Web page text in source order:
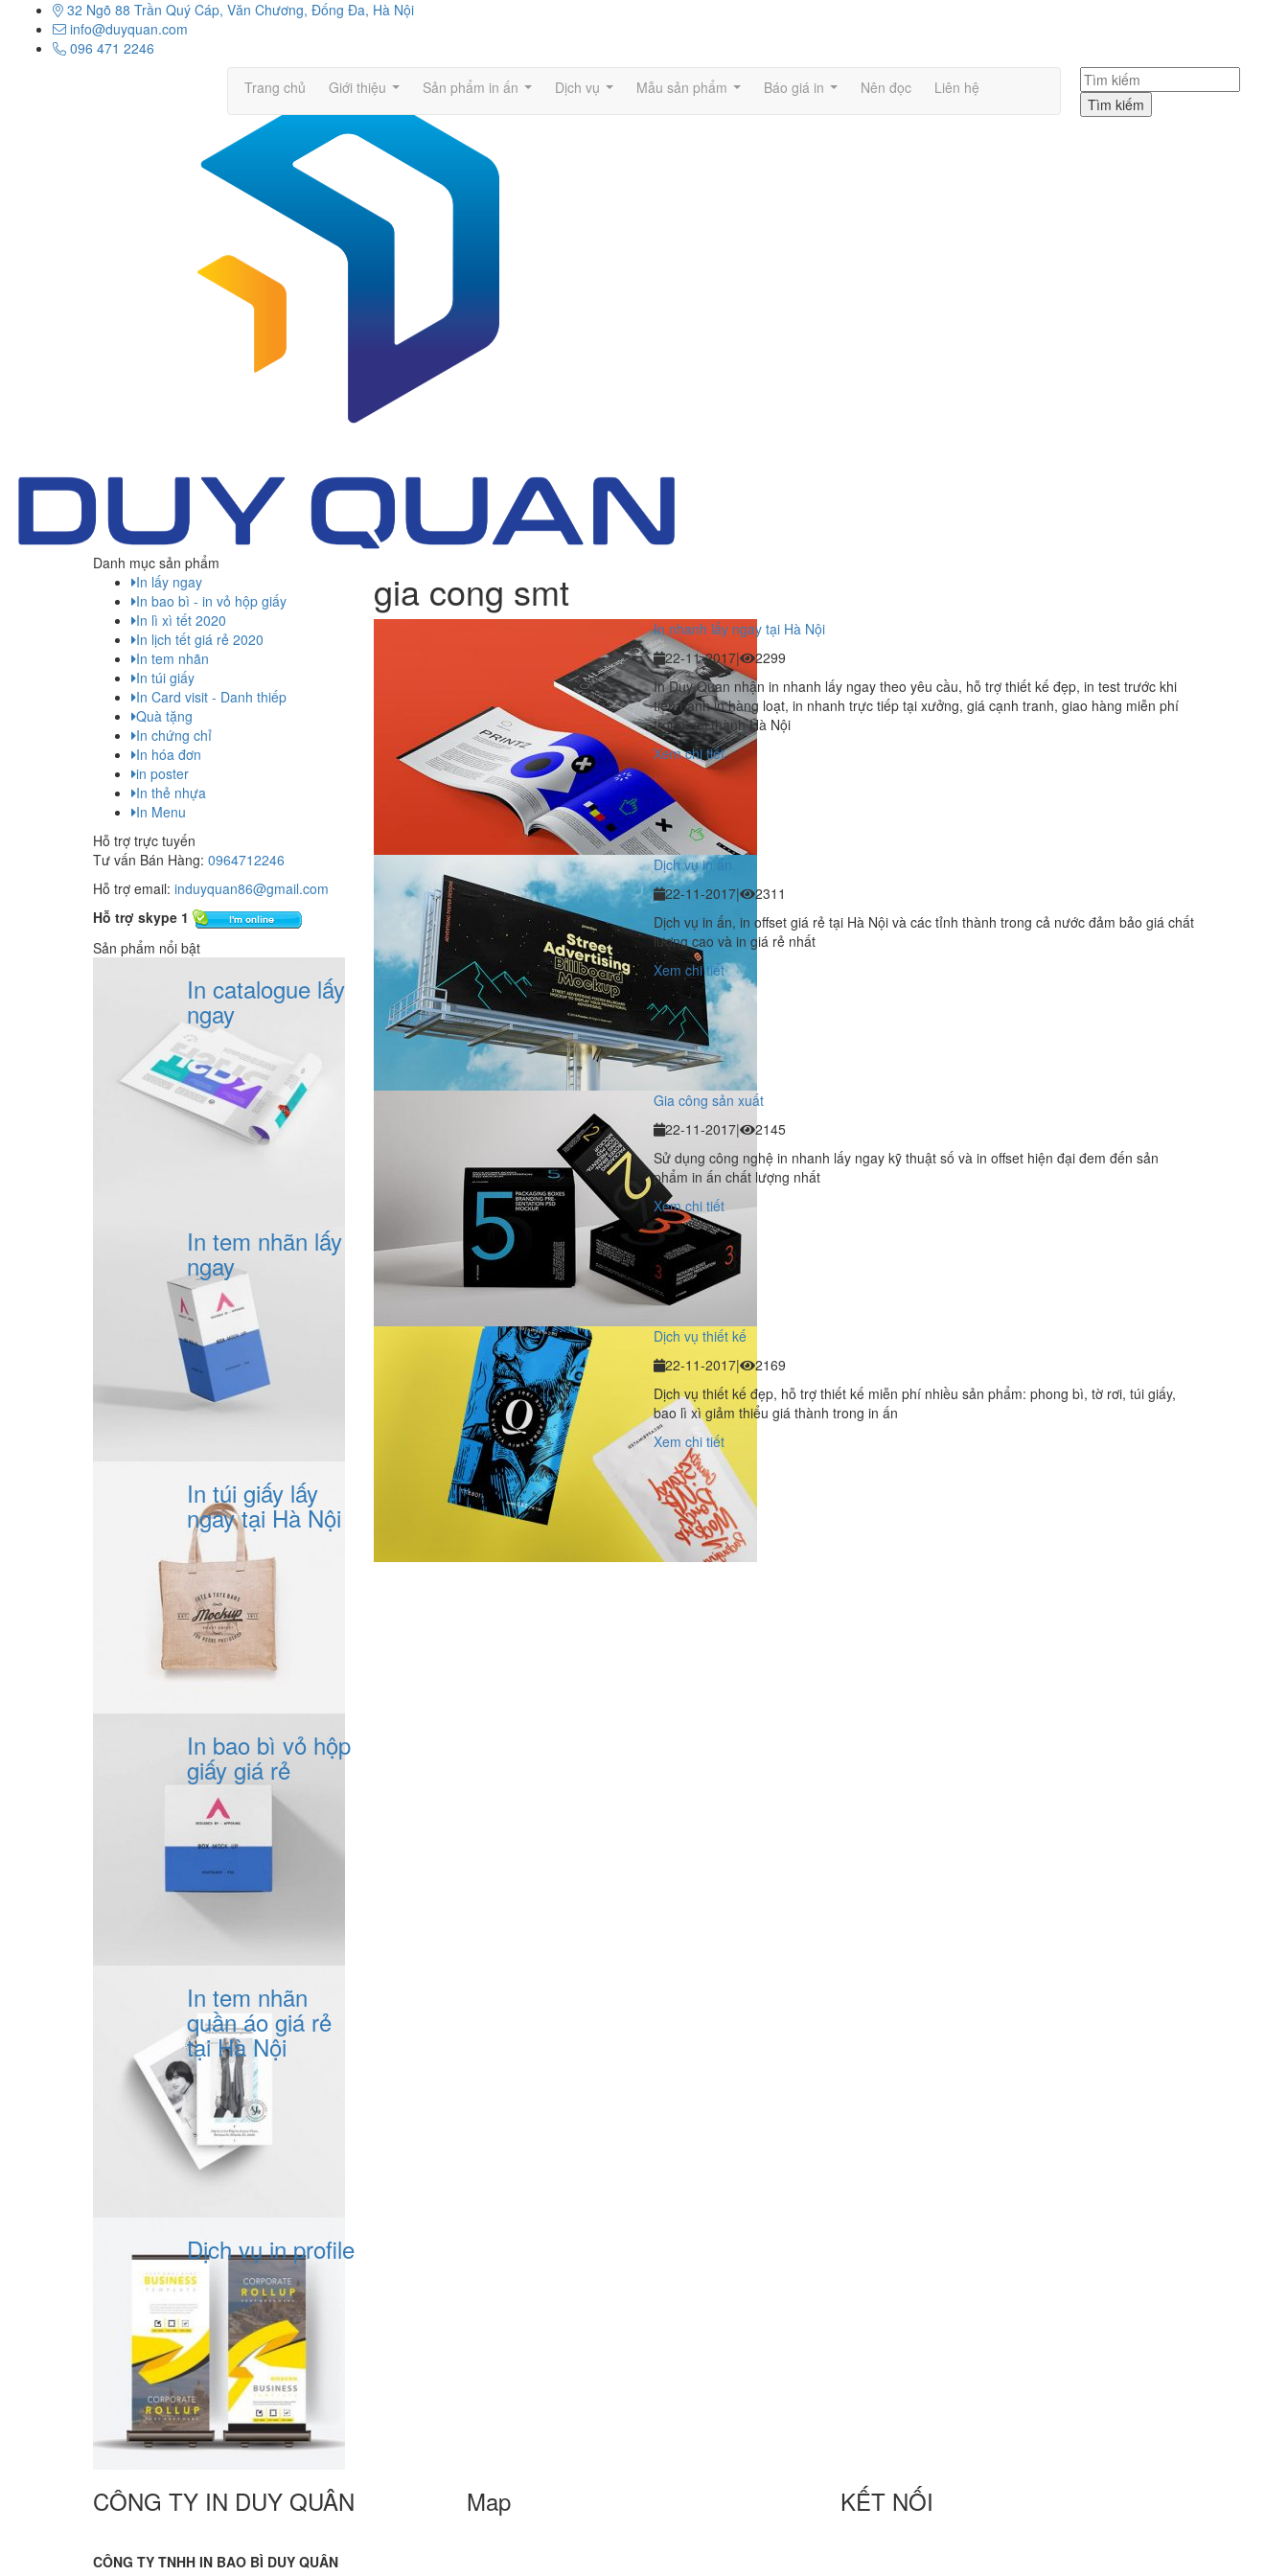
32 Ngõ 88 Trần Quý Cáp, Văn Chương, Đống Đa, Hà Nội
info@duyquan.com
096 471 2246
Trang chủ Giới thiệu Sản phẩm in ấn Dịch vụ Mẫu sản phẩm Báo giá in Nên đọc Liên hệ
gia cong smt
In nhanh lấy ngay tại Hà Nội
22-11-2017|
2299
In Duy Quan nhận in nhanh lấy ngay theo yêu cầu, hỗ trợ thiết kế đẹp, in test trước khi
tiến hành in hàng loạt, in nhanh trực tiếp tại xưởng, giá cạnh tranh, giao hàng miễn phí
trong nội thành Hà Nội
Xem chi tiết
Dịch vụ in ấn
22-11-2017|
2311
Dịch vụ in ấn, in offset giá rẻ tại Hà Nội và các tỉnh thành trong cả nước đảm bảo giá chất
lượng cao và in giá rẻ nhất
Xem chi tiết
Gia công sản xuất
22-11-2017|
2145
Sử dụng công nghệ in nhanh lấy ngay kỹ thuật số và in offset hiện đại đem đến sản
phẩm in ấn chất lượng nhất
Xem chi tiết
Dịch vụ thiết kế
22-11-2017|
2169
Dịch vụ thiết kế đẹp, hỗ trợ thiết kế miễn phí nhiều sản phẩm: phong bì, tờ rơi, túi giấy,
bao lì xì giảm thiểu giá thành trong in ấn
Xem chi tiết
Danh mục sản phẩm
In lấy ngay
In bao bì - in vỏ hộp giấy
In lì xì tết 2020
In lịch tết giá rẻ 2020
In tem nhãn
In túi giấy
In Card visit - Danh thiếp
Quà tặng
In chứng chỉ
In hóa đơn
in poster
In thẻ nhựa
In Menu
Hỗ trợ trực tuyến
Tư vấn Bán Hàng: 0964712246
Hỗ trợ email: induyquan86@gmail.com
Hỗ trợ skype 1
Sản phẩm nổi bật
In catalogue lấy
ngay
In tem nhãn lấy
ngay
In túi giấy lấy
ngay tại Hà Nội
In bao bì vỏ hộp
giấy giá rẻ
In tem nhãn
quần áo giá rẻ
tại Hà Nội
Dịch vụ in profile
CÔNG TY IN DUY QUÂN
CÔNG TY TNHH IN BAO BÌ DUY QUÂN
Map KẾT NỐI